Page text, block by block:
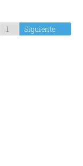
Siguiente